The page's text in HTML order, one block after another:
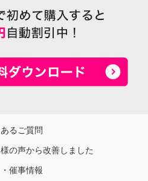
るご質問
の声から改善しました
催事情報